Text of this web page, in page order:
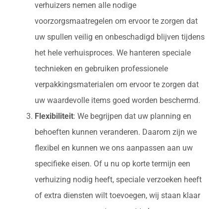
verhuizers nemen alle nodige
voorzorgsmaatregelen om ervoor te zorgen dat
uw spullen veilig en onbeschadigd blijven tijdens
het hele verhuisproces. We hanteren speciale
technieken en gebruiken professionele
verpakkingsmaterialen om ervoor te zorgen dat
uw waardevolle items goed worden beschermd.
Flexibiliteit: We begrijpen dat uw planning en
behoeften kunnen veranderen. Daarom zijn we
flexibel en kunnen we ons aanpassen aan uw
specifieke eisen. Of u nu op korte termijn een
verhuizing nodig heeft, speciale verzoeken heeft
of extra diensten wilt toevoegen, wij staan klaar